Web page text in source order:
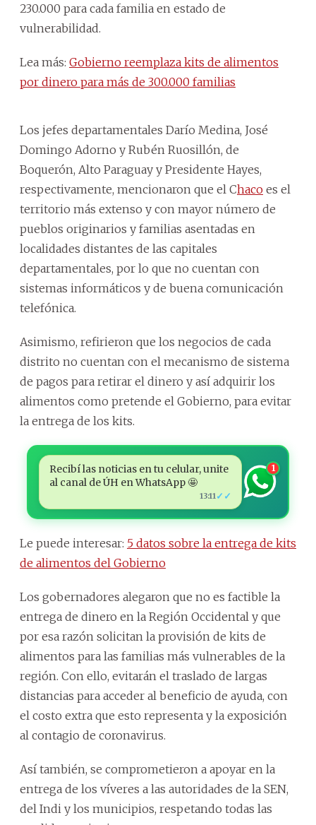
230.000 para cada familia en estado de
vulnerabilidad.
Lea más: Gobierno reemplaza kits de alimentos
por dinero para más de 300.000 familias
Los jefes departamentales Darío Medina, José
Domingo Adorno y Rubén Ruosillón, de
Boquerón, Alto Paraguay y Presidente Hayes,
respectivamente, mencionaron que el Chaco es el
territorio más extenso y con mayor número de
pueblos originarios y familias asentadas en
localidades distantes de las capitales
departamentales, por lo que no cuentan con
sistemas informáticos y de buena comunicación
telefónica.
Asimismo, refirieron que los negocios de cada
distrito no cuentan con el mecanismo de sistema
de pagos para retirar el dinero y así adquirir los
alimentos como pretende el Gobierno, para evitar
la entrega de los kits.
Recibí las noticias en tu celular, unite
al canal de ÚH en WhatsApp 🤩
13:11 ✓✓
1
Le puede interesar: 5 datos sobre la entrega de kits
de alimentos del Gobierno
Los gobernadores alegaron que no es factible la
entrega de dinero en la Región Occidental y que
por esa razón solicitan la provisión de kits de
alimentos para las familias más vulnerables de la
región. Con ello, evitarán el traslado de largas
distancias para acceder al beneficio de ayuda, con
el costo extra que esto representa y la exposición
al contagio de coronavirus.
Así también, se comprometieron a apoyar en la
entrega de los víveres a las autoridades de la SEN,
del Indi y los municipios, respetando todas las